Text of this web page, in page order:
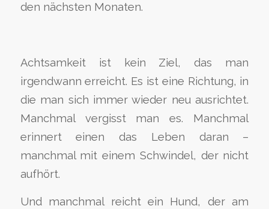
den nächsten Monaten.
Achtsamkeit ist kein Ziel, das man
irgendwann erreicht. Es ist eine Richtung, in
die man sich immer wieder neu ausrichtet.
Manchmal vergisst man es. Manchmal
erinnert einen das Leben daran –
manchmal mit einem Schwindel, der nicht
aufhört.
Und manchmal reicht ein Hund, der am